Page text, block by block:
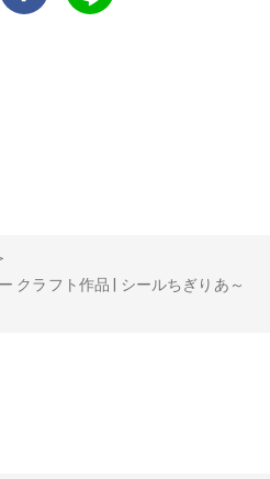
クラフト作品 | シールちぎりあ～